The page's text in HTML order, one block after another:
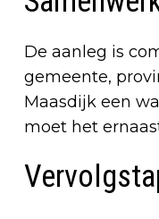
De aanleg is
gemeente,
Maasdijk een
moet het